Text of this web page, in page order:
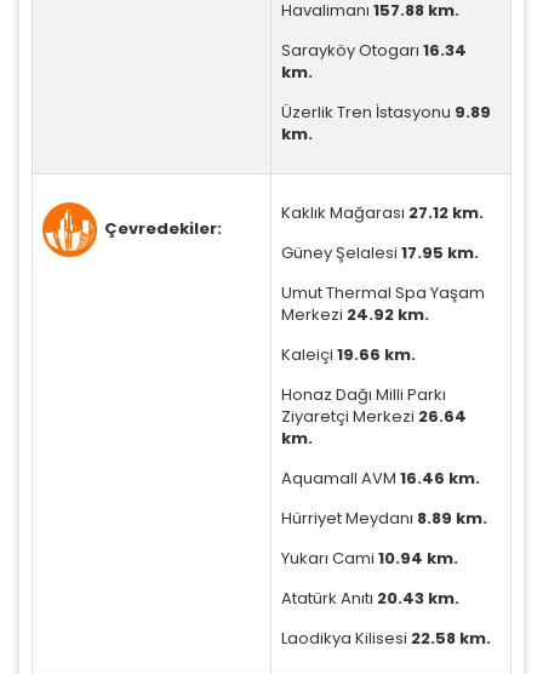
Ziyaretçilerin siteyi nasıl kullandığını anonim olarak
kullanıcıların nerede zorluk yaşadığını anlamamıza
Size ve ilgi alanlarınıza uygun reklamlar göstermek
için kullanılır. Kapatırsanız reklamları görmeye devam
edersiniz, ancak daha az alakalı olabilirler.
Havalimanı 157.88 km.
Sarayköy Otogarı 16.34
km.
Üzerlik Tren İstasyonu 9.89
km.
Çevredekiler:
Kaklık Mağarası 27.12 km.
Güney Şelalesi 17.95 km.
Umut Thermal Spa Yaşam
Merkezi 24.92 km.
Kaleiçi 19.66 km.
Honaz Dağı Milli Parkı
Ziyaretçi Merkezi 26.64
km.
Aquamall AVM 16.46 km.
Hürriyet Meydanı 8.89 km.
Yukarı Cami 10.94 km.
Atatürk Anıtı 20.43 km.
Laodikya Kilisesi 22.58 km.